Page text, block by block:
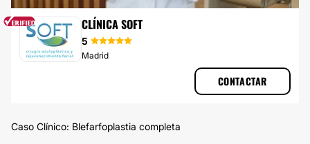
BLEFAROPLASTIA CLÍNICA SOFT
5
Madrid
CONTACTAR
Caso Clínico: Blefarfoplastia completa